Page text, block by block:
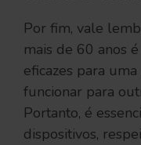
Por fim, vale
mais de 60 anos
eficazes para
funcionar para
Portanto, é
dispositivos,